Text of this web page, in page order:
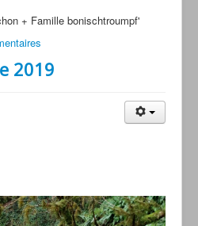
+ Famille bonischtroumpf'
2019